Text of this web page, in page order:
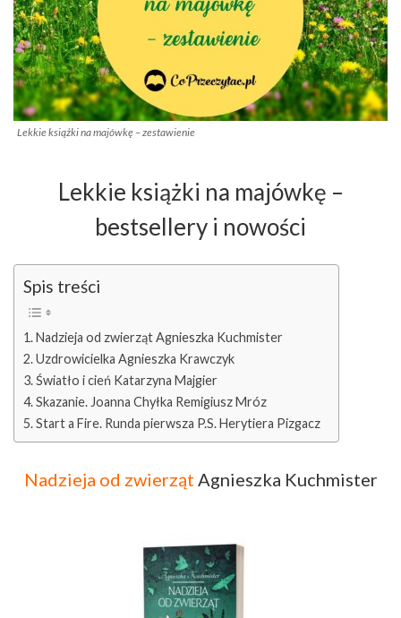
Lekkie książki na majówkę – zestawienie
Lekkie książki na majówkę –
bestsellery i nowości
Spis treści
Nadzieja od zwierząt Agnieszka Kuchmister
Uzdrowicielka Agnieszka Krawczyk
Światło i cień Katarzyna Majgier
Skazanie. Joanna Chyłka Remigiusz Mróz
Start a Fire. Runda pierwsza P.S. Herytiera Pizgacz
Nadzieja od zwierząt Agnieszka Kuchmister